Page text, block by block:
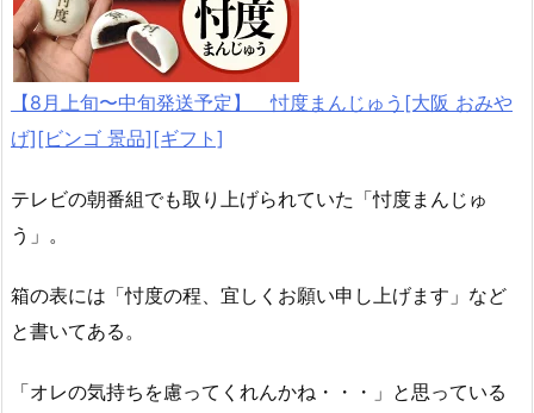
【8月上旬〜中旬発送予定】 忖度まんじゅう[大阪 おみや
げ][ビンゴ 景品][ギフト]
テレビの朝番組でも取り上げられていた「忖度まんじゅ
う」。
箱の表には「忖度の程、宜しくお願い申し上げます」など
と書いてある。
「オレの気持ちを慮ってくれんかね・・・」と思っている